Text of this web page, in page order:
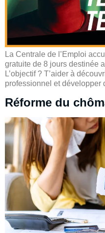
La Centrale de l’Emploi
gratuite de 8 jours destinée
L’objectif ? T’aider à
professionnel et développer
Réforme du